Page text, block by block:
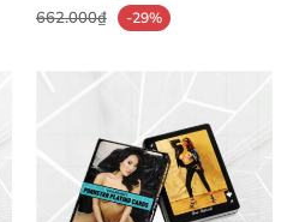
662.000₫ -29%